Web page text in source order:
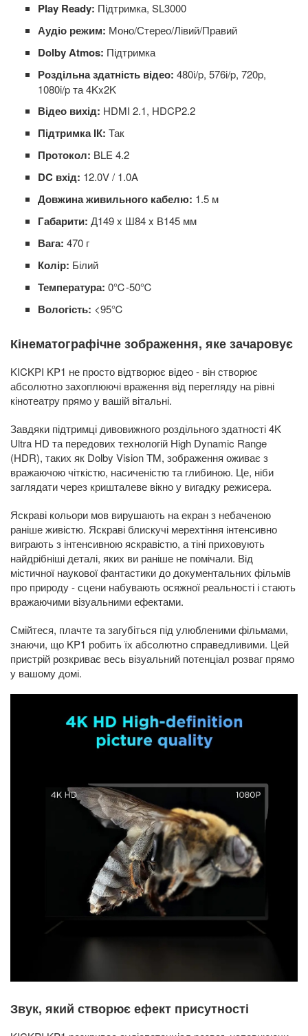
Play Ready: Підтримка, SL3000
Аудіо режим: Моно/Стерео/Лівий/Правий
Dolby Atmos: Підтримка
Роздільна здатність відео: 480i/p, 576i/p, 720p,
1080i/p та 4Kx2K
Відео вихід: HDMI 2.1, HDCP2.2
Підтримка ІК: Так
Протокол: BLE 4.2
DC вхід: 12.0V / 1.0A
Довжина живильного кабелю: 1.5 м
Габарити: Д149 x Ш84 x В145 мм
Вага: 470 г
Колір: Білий
Температура: 0℃-50℃
Вологість: <95℃
Кінематографічне зображення, яке зачаровує
KICKPI KP1 не просто відтворює відео - він створює
абсолютно захоплюючі враження від перегляду на рівні
кінотеатру прямо у вашій вітальні.
Завдяки підтримці дивовижного роздільного здатності 4K
Ultra HD та передових технологій High Dynamic Range
(HDR), таких як Dolby Vision TM, зображення оживає з
вражаючою чіткістю, насиченістю та глибиною. Це, ніби
заглядати через кришталеве вікно у вигадку режисера.
Яскраві кольори мов вирушають на екран з небаченою
раніше живістю. Яскраві блискучі мерехтіння інтенсивно
виграють з інтенсивною яскравістю, а тіні приховують
найдрібніші деталі, яких ви раніше не помічали. Від
містичної наукової фантастики до документальних фільмів
про природу - сцени набувають осяжної реальності і стають
вражаючими візуальними ефектами.
Смійтеся, плачте та загубіться під улюбленими фільмами,
знаючи, що KP1 робить їх абсолютно справедливими. Цей
пристрій розкриває весь візуальний потенціал розваг прямо
у вашому домі.
Звук, який створює ефект присутності